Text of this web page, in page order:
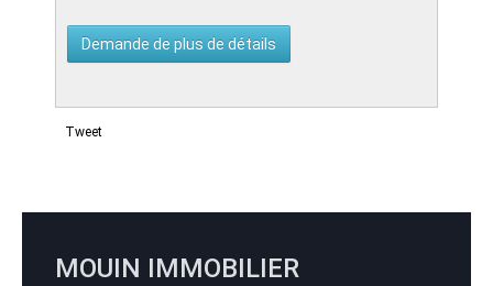
Tweet
MOUIN IMMOBILIER